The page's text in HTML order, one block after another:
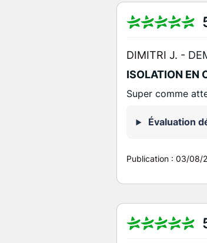
DIMITRI J. -
ISOLATION EN
Super comme
Évaluation
Publication :03/08/